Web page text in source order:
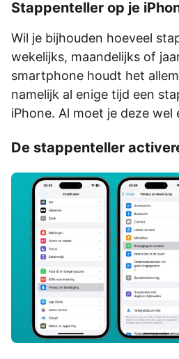
Stappenteller op je
Wil je bijhouden hoeveel
wekelijks, maandelijks of
smartphone houdt het
namelijk al enige tijd een
iPhone. Al moet je deze wel
De stappenteller